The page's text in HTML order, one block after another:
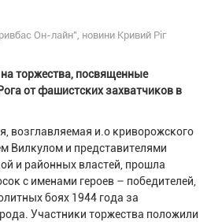
Он-лайн", новини Кривий Ріг
торжества, посвященные
от фашистских захватчиков в
возглавляемая и.о криворожского
Вилкулом и представителями
и районных властей, прошла
с именами героев – победителей,
боях 1944 года за
Участники торжества положили